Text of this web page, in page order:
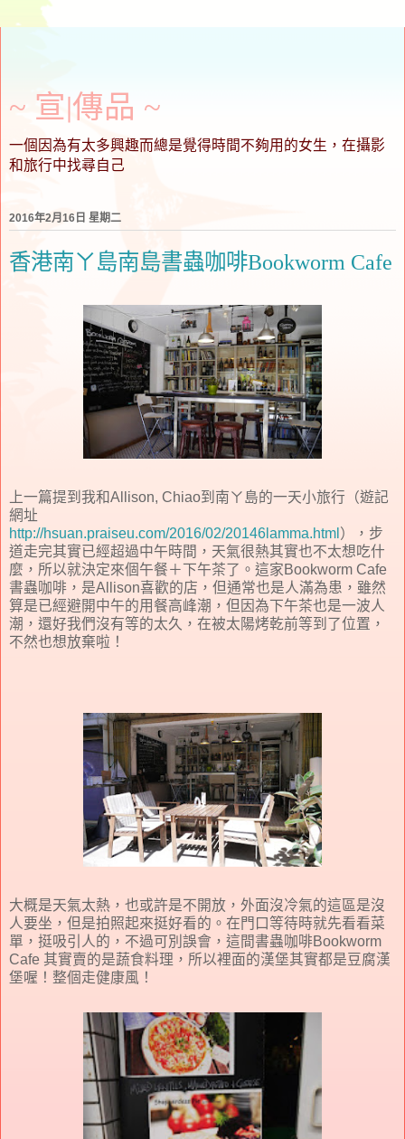
~ 宣∣傳品 ~
一個因為有太多興趣而總是覺得時間不夠用的女生，在攝影
和旅行中找尋自己
2016年2月16日 星期二
香港南ㄚ島南島書蟲咖啡Bookworm Cafe
上一篇提到我和Allison, Chiao到南ㄚ島的一天小旅行（遊記
網址
http://hsuan.praiseu.com/2016/02/20146lamma.html ），步
道走完其實已經超過中午時間，天氣很熱其實也不太想吃什
麼，所以就決定來個午餐＋下午茶了。這家Bookworm Cafe
書蟲咖啡，是Allison喜歡的店，但通常也是人滿為患，雖然
算是已經避開中午的用餐高峰潮，但因為下午茶也是一波人
潮，還好我們沒有等的太久，在被太陽烤乾前等到了位置，
不然也想放棄啦！
大概是天氣太熱，也或許是不開放，外面沒冷氣的這區是沒
人要坐，但是拍照起來挺好看的。在門口等待時就先看看菜
單，挺吸引人的，不過可別誤會，這間書蟲咖啡Bookworm
Cafe 其實賣的是蔬食料理，所以裡面的漢堡其實都是豆腐漢
堡喔！整個走健康風！